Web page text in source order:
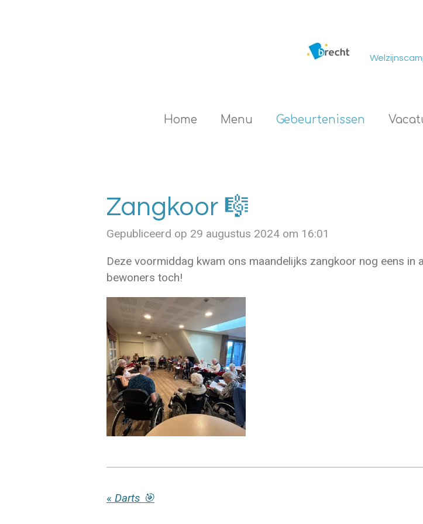
Home Menu Gebeurtenissen
Zangkoor 🎼
Gepubliceerd op 29 augustus 2024 om 16:01
Deze voormiddag kwam ons maandelijks zangkoor nog eens in
bewoners toch!
« Darts 🎯